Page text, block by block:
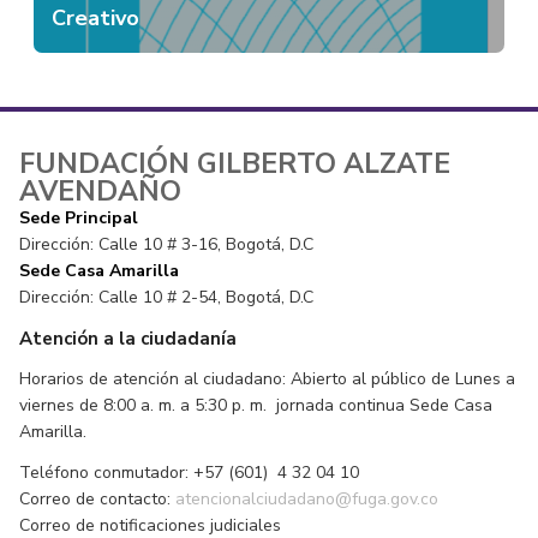
Creativo
FUNDACIÓN GILBERTO ALZATE
AVENDAÑO
Sede Principal
Dirección: Calle 10 # 3-16, Bogotá, D.C
Sede Casa Amarilla
Dirección: Calle 10 # 2-54, Bogotá, D.C
Atención a la ciudadanía
Horarios de atención al ciudadano: Abierto al público de Lunes a
viernes de 8:00 a. m. a 5:30 p. m. jornada continua Sede Casa
Amarilla.
Teléfono conmutador: +57 (601) 4 32 04 10
Correo de contacto: atencionalciudadano@fuga.gov.co
Correo de notificaciones judiciales